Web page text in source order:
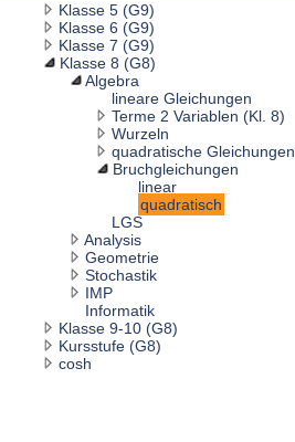
Klasse 5 (G9)
Klasse 6 (G9)
Klasse 7 (G9)
Klasse 8 (G8)
Algebra
lineare Gleichungen
Terme 2 Variablen (Kl. 8)
Wurzeln
quadratische Gleichungen
Bruchgleichungen
linear
quadratisch
LGS
Analysis
Geometrie
Stochastik
IMP
Informatik
Klasse 9-10 (G8)
Kursstufe (G8)
cosh